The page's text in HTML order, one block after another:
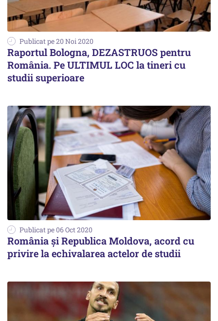
Publicat pe 20 Noi 2020
Raportul Bologna, DEZASTRUOS pentru
România. Pe ULTIMUL LOC la tineri cu
studii superioare
Publicat pe 06 Oct 2020
România și Republica Moldova, acord cu
privire la echivalarea actelor de studii